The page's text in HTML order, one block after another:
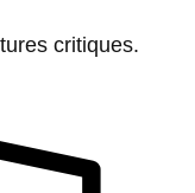
critiques.